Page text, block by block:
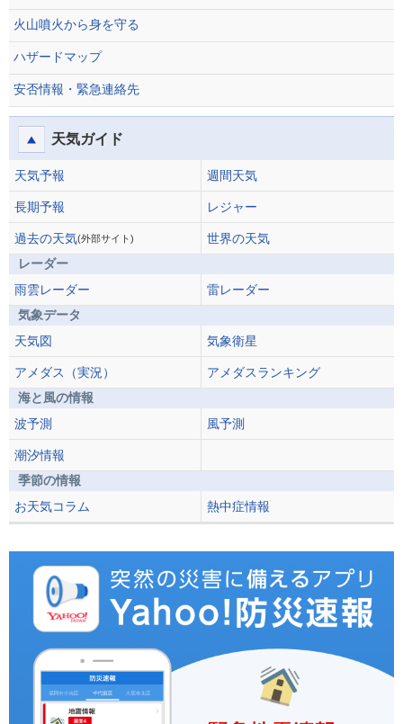
火山噴火から身を守る
ハザードマップ
安否情報・緊急連絡先
天気ガイド
天気予報 週間天気
長期予報 レジャー
過去の天気(外部サイト)
世界の天気
レーダー
雨雲レーダー
雷レーダー
気象データ
天気図
気象衛星
アメダス（実況）
アメダスランキング
海と風の情報
波予測
風予測
潮汐情報
季節の情報
お天気コラム
熱中症情報